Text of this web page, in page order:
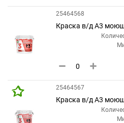
25464568
Краска в/д А3
25464567
Краска в/д А3